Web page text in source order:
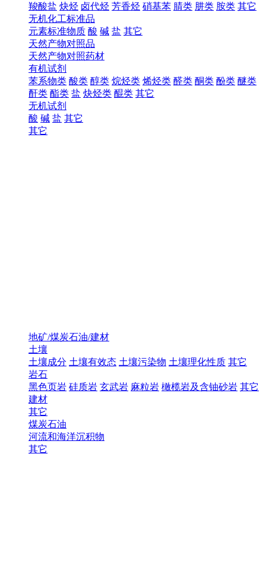
羧酸盐 炔烃 卤代烃 芳香烃 硝基苯 腈类 肼类 胺类 其它
无机化工标准品
元素标准物质 酸 碱 盐 其它
天然产物对照品
天然产物对照药材
有机试剂
苯系物类 酸类 醇类 烷烃类 烯烃类 醛类 酮类 酚类 醚类
酐类 酯类 盐 炔烃类 醌类 其它
无机试剂
酸 碱 盐 其它
其它
地矿/煤炭石油/建材
土壤
土壤成分 土壤有效态 土壤污染物 土壤理化性质 其它
岩石
黑色页岩 硅质岩 玄武岩 麻粒岩 橄榄岩及含铀砂岩 其它
建材
其它
煤炭石油
河流和海洋沉积物
其它